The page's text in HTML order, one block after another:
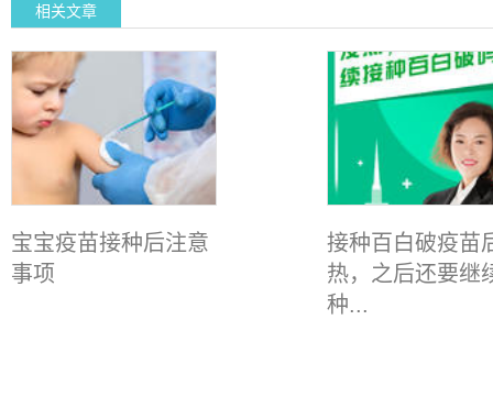
相关文章
宝宝疫苗接种后注意
事项
接种百白破疫苗
热，之后还要继
种...